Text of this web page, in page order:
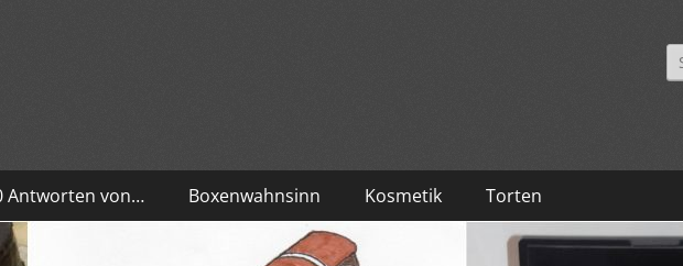
Antworten von… Boxenwahnsinn Kosmetik Torten